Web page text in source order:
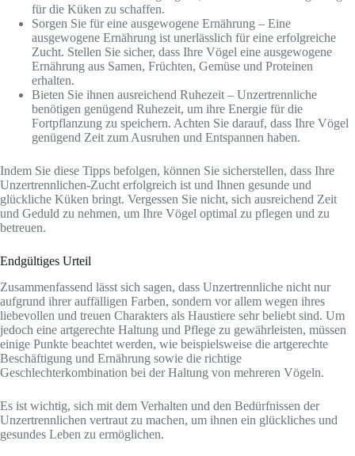
für die Küken zu schaffen.
Sorgen Sie für eine ausgewogene Ernährung – Eine
ausgewogene Ernährung ist unerlässlich für eine erfolgreiche
Zucht. Stellen Sie sicher, dass Ihre Vögel eine ausgewogene
Ernährung aus Samen, Früchten, Gemüse und Proteinen
erhalten.
Bieten Sie ihnen ausreichend Ruhezeit – Unzertrennliche
benötigen genügend Ruhezeit, um ihre Energie für die
Fortpflanzung zu speichern. Achten Sie darauf, dass Ihre Vögel
genügend Zeit zum Ausruhen und Entspannen haben.
Indem Sie diese Tipps befolgen, können Sie sicherstellen, dass Ihre
Unzertrennlichen-Zucht erfolgreich ist und Ihnen gesunde und
glückliche Küken bringt. Vergessen Sie nicht, sich ausreichend Zeit
und Geduld zu nehmen, um Ihre Vögel optimal zu pflegen und zu
betreuen.
Endgültiges Urteil
Zusammenfassend lässt sich sagen, dass Unzertrennliche nicht nur
aufgrund ihrer auffälligen Farben, sondern vor allem wegen ihres
liebevollen und treuen Charakters als Haustiere sehr beliebt sind. Um
jedoch eine artgerechte Haltung und Pflege zu gewährleisten, müssen
einige Punkte beachtet werden, wie beispielsweise die artgerechte
Beschäftigung und Ernährung sowie die richtige
Geschlechterkombination bei der Haltung von mehreren Vögeln.
Es ist wichtig, sich mit dem Verhalten und den Bedürfnissen der
Unzertrennlichen vertraut zu machen, um ihnen ein glückliches und
gesundes Leben zu ermöglichen.